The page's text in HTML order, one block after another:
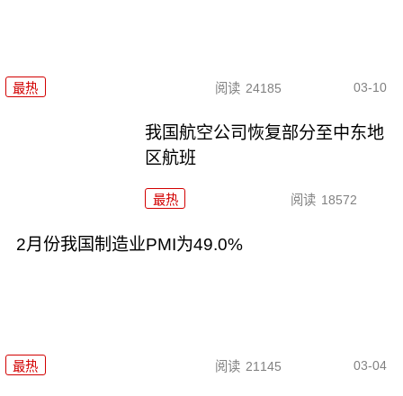
最热 阅读 24185 03-10
我国航空公司恢复部分至中东地
区航班
最热 阅读 18572
2月份我国制造业PMI为49.0%
最热 阅读 21145 03-04